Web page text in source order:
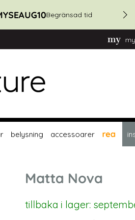
Begränsad tid
belysning accessoarer rea
Matta Nova
tillbaka i lager: